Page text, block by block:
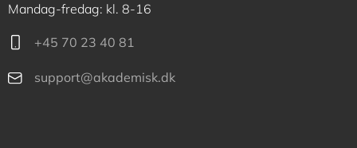
Mandag-fredag: kl. 8-16
+45 70 23 40 81
support@akademisk.dk